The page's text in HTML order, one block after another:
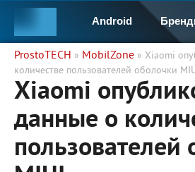
Android
ProstoTECH » MobilZone » Xiaomi
количестве пользователей оболочки
Xiaomi
данные о
пользователей